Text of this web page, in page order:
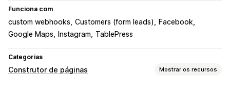
Funciona com
custom webhooks Customers (form leads)
Facebook
Google Maps
Instagram TablePress
Categorias
Construtor de páginas Mostrar os recursos